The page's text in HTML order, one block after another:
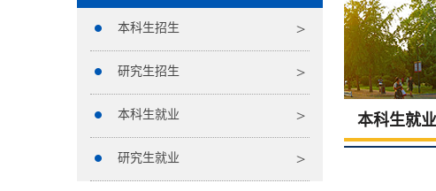
本科生招生
研究生招生
本科生就业
研究生就业
本科生就业